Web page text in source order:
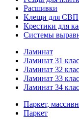
Расшивки
Клещи для СВП
Крестики для
Системы
Ламинат
Ламинат 31
Ламинат 32
Ламинат 33
Ламинат 34
Паркет,
Паркет